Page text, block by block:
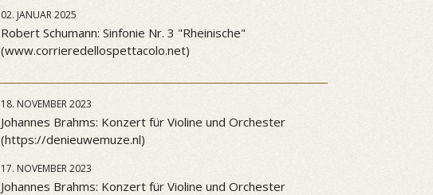
02. JANUAR 2025
Robert Schumann: Sinfonie Nr. 3 "Rheinische"
(www.corrieredellospettacolo.net)
18. NOVEMBER 2023
Johannes Brahms: Konzert für Violine und Orchester
(https://denieuwemuze.nl)
17. NOVEMBER 2023
Johannes Brahms: Konzert für Violine und Orchester